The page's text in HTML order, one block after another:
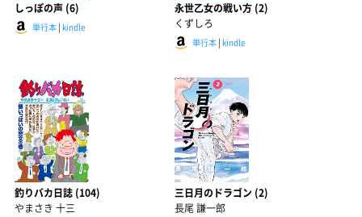
しっぽの声 (6)
単行本 | kindle
永世乙女の戦い方 (2)
くずしろ
単行本| kindle
釣りバカ日誌 (104)
やまさき 十三
三日月のドラゴン (2)
長尾 謙一郎